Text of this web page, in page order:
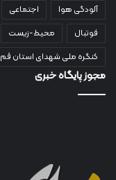
آلودگی هوا اجتماعی
فوتبال
محیط-زیست
کنگره ملی شهدای استان قم
مجوز پایگاه خبری